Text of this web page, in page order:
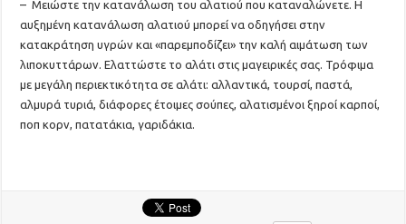
– Μειώστε την κατανάλωση του αλατιού που καταναλώνετε. Η
αυξημένη κατανάλωση αλατιού μπορεί να οδηγήσει στην
κατακράτηση υγρών και «παρεμποδίζει» την καλή αιμάτωση των
λιποκυττάρων. Ελαττώστε το αλάτι στις μαγειρικές σας. Τρόφιμα
με μεγάλη περιεκτικότητα σε αλάτι: αλλαντικά, τουρσί, παστά,
αλμυρά τυριά, διάφορες έτοιμες σούπες, αλατισμένοι ξηροί καρποί,
ποπ κορν, πατατάκια, γαριδάκια.